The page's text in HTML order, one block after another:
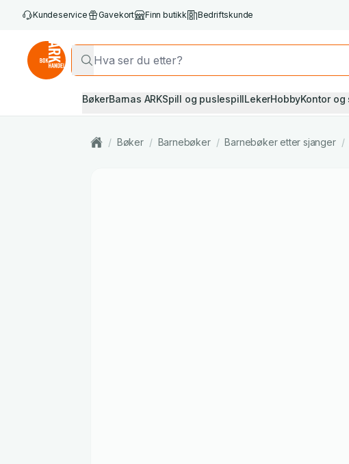
Kundeservice Gavekort Finn butikk Bedriftskunde
BøkerBarnas ARKSpill og puslespillLekerHobbyKontor
/ Bøker / Barnebøker / Barnebøker etter sjanger /